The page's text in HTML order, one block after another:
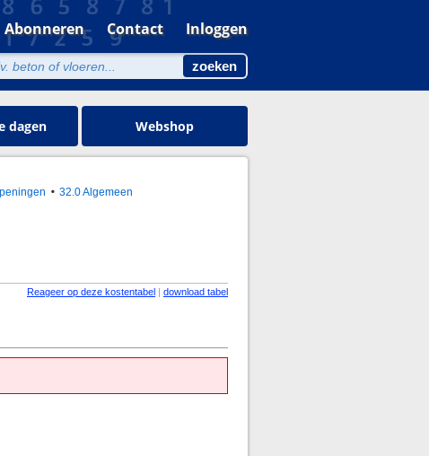
Abonneren Contact Inloggen
dagen Webshop
32.0 Algemeen
Reageer op deze kostentabel | download tabel